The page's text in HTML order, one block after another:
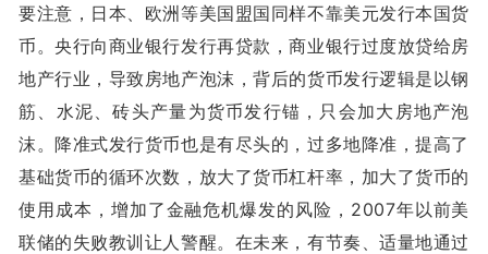
要注意，日本、欧洲等美国盟国同样不靠美元发行本国货
币。央行向商业银行发行再贷款，商业银行过度放贷给房
地产行业，导致房地产泡沫，背后的货币发行逻辑是以钢
筋、水泥、砖头产量为货币发行锚，只会加大房地产泡
沫。降准式发行货币也是有尽头的，过多地降准，提高了
基础货币的循环次数，放大了货币杠杆率，加大了货币的
使用成本，增加了金融危机爆发的风险，2007年以前美
联储的失败教训让人警醒。在未来，有节奏、适量地通过